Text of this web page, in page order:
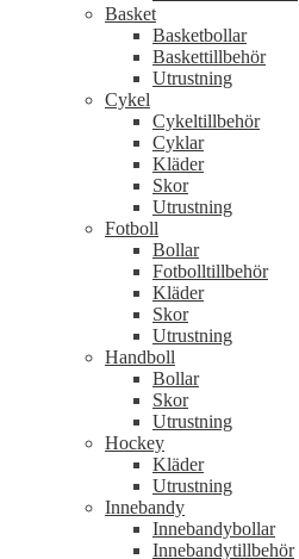
Basket
Basketbollar
Baskettillbehör
Utrustning
Cykel
Cykeltillbehör
Cyklar
Kläder
Skor
Utrustning
Fotboll
Bollar
Fotbolltillbehör
Kläder
Skor
Utrustning
Handboll
Bollar
Skor
Utrustning
Hockey
Kläder
Utrustning
Innebandy
Innebandybollar
Innebandytillbehör